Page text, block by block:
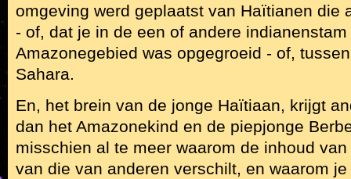
omgeving werd geplaatst van Haïtianen die
- of, dat je in de een of andere
Amazonegebied was opgegroeid - of,
Sahara.
En, het brein van de jonge Haïtiaan, krijgt
dan het Amazonekind en de piepjonge
misschien al te meer waarom de inhoud
van die van anderen verschilt, en waarom